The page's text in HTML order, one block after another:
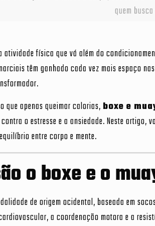
quem
atividade física que vá além do
têm ganhado cada vez mais espaço
que apenas queimar calorias, boxe e
o estresse e a ansiedade. Neste artigo,
entre corpo e mente.
o boxe e o
de origem ocidental, baseada em
a coordenação motora e a